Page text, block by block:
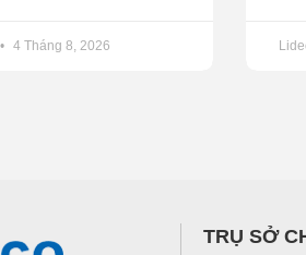
còn lại.
cư No11 từ năm 2017 đến nay giậm
4 Tháng 8, 2026
TRỤ SỞ